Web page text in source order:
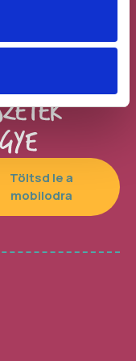
Töltsd le a
mobilodra